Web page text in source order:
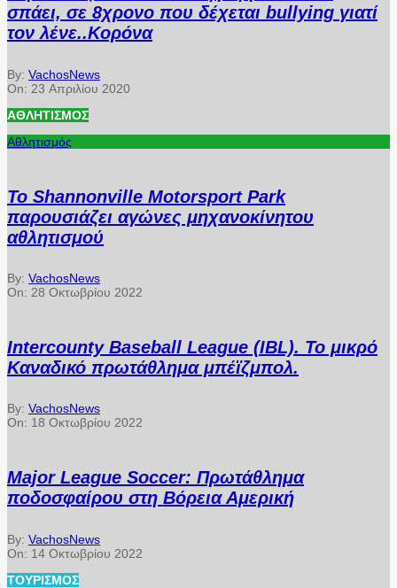
σπάει, σε 8χρονο που δέχεται bullying γιατί
τον λένε..Κορόνα
By: VachosNews
On: 23 Απριλίου 2020
ΑΘΛΗΤΙΣΜΌΣ
Αθλητισμός
Το Shannonville Motorsport Park
παρουσιάζει αγώνες μηχανοκίνητου
αθλητισμού
By: VachosNews
On: 28 Οκτωβρίου 2022
Intercounty Baseball League (IBL). Το μικρό
Καναδικό πρωτάθλημα μπέϊζμπολ.
By: VachosNews
On: 18 Οκτωβρίου 2022
Major League Soccer: Πρωτάθλημα
ποδοσφαίρου στη Βόρεια Αμερική
By: VachosNews
On: 14 Οκτωβρίου 2022
ΤΟΥΡΙΣΜΌΣ